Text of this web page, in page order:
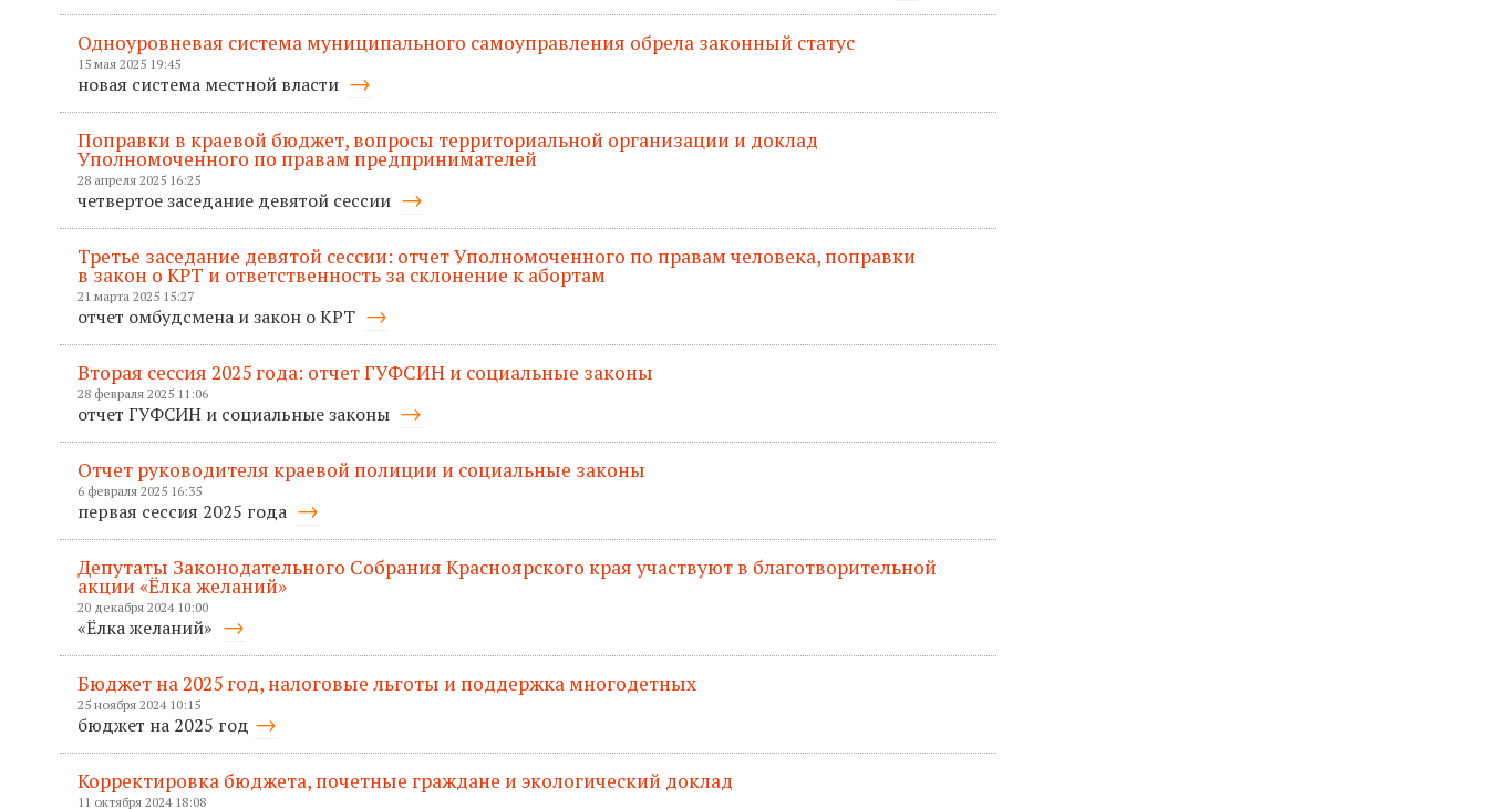
Одноуровневая система муниципального самоуправления обрела законный статус
15 мая 2025 19:45
новая система местной власти
Поправки в краевой бюджет, вопросы территориальной организации и доклад
Уполномоченного по правам предпринимателей
28 апреля 2025 16:25
четвертое заседание девятой сессии
Третье заседание девятой сессии: отчет Уполномоченного по правам человека, поправки
в закон о КРТ и ответственность за склонение к абортам
21 марта 2025 15:27
отчет омбудсмена и закон о КРТ
Вторая сессия 2025 года: отчет ГУФСИН и социальные законы
28 февраля 2025 11:06
отчет ГУФСИН и социальные законы
Отчет руководителя краевой полиции и социальные законы
6 февраля 2025 16:35
первая сессия 2025 года
Депутаты Законодательного Собрания Красноярского края участвуют в благотворительной
акции «Ёлка желаний»
20 декабря 2024 10:00
«Ёлка желаний»
Бюджет на 2025 год, налоговые льготы и поддержка многодетных
25 ноября 2024 10:15
бюджет на 2025 год
Корректировка бюджета, почетные граждане и экологический доклад
11 октября 2024 18:08